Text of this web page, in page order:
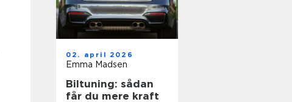
02. april 2026
Emma Madsen
Biltuning: sådan
får du mere kraft